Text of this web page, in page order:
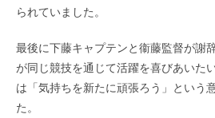
られていました。
最後に下藤キャプテンと衞藤監督が謝
が同じ競技を通じて活躍を喜びあいた
は「気持ちを新たに頑張ろう」という
た。